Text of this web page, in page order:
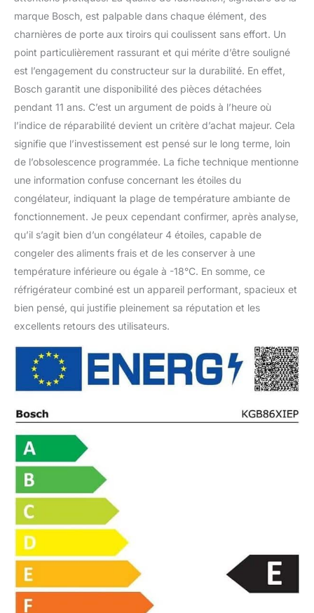
marque Bosch, est palpable dans chaque élément, des
charnières de porte aux tiroirs qui coulissent sans effort. Un
point particulièrement rassurant et qui mérite d’être souligné
est l’engagement du constructeur sur la durabilité. En effet,
Bosch garantit une disponibilité des pièces détachées
pendant 11 ans. C’est un argument de poids à l’heure où
l’indice de réparabilité devient un critère d’achat majeur. Cela
signifie que l’investissement est pensé sur le long terme, loin
de l’obsolescence programmée. La fiche technique mentionne
une information confuse concernant les étoiles du
congélateur, indiquant la plage de température ambiante de
fonctionnement. Je peux cependant confirmer, après analyse,
qu’il s’agit bien d’un congélateur 4 étoiles, capable de
congeler des aliments frais et de les conserver à une
température inférieure ou égale à -18°C. En somme, ce
réfrigérateur combiné est un appareil performant, spacieux et
bien pensé, qui justifie pleinement sa réputation et les
excellents retours des utilisateurs.